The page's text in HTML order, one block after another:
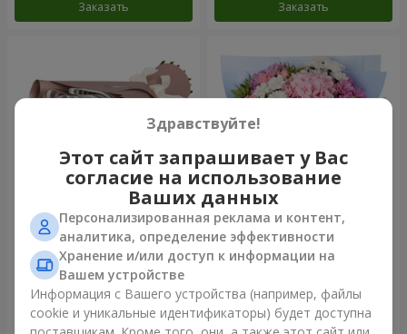
Заказать Заказать
Букет "7 розовых роз!"
1 074 грн
Заказать
Романтический букет
"Небеса"
Заказать
Здравствуйте!
Этот сайт запрашивает у Вас
согласие на использование
Ваших данных
Персонализированная реклама и контент,
аналитика, определение эффективности
Хранение и/или доступ к информации на
Вашем устройстве
Информация с Вашего устройства (например, файлы
cookie и уникальные идентификаторы) будет доступна